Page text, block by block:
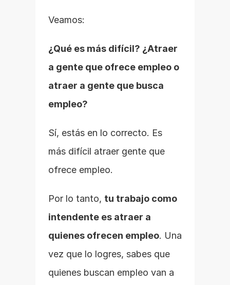
Veamos:
¿Qué es más difícil? ¿Atraer
a gente que ofrece empleo o
atraer a gente que busca
empleo?
Sí, estás en lo correcto. Es
más difícil atraer gente que
ofrece empleo.
Por lo tanto, tu trabajo como
intendente es atraer a
quienes ofrecen empleo. Una
vez que lo logres, sabes que
quienes buscan empleo van a